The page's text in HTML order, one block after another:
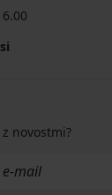
novostmi?